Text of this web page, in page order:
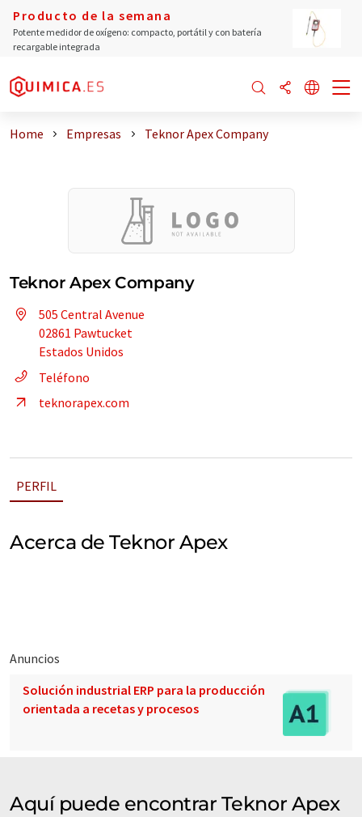
Producto de la semana
Potente medidor de oxígeno: compacto, portátil y con batería
recargable integrada
Home Empresas Teknor Apex Company
Teknor Apex Company
505 Central Avenue
02861 Pawtucket
Estados Unidos
Teléfono
teknorapex.com
PERFIL
Acerca de Teknor Apex
Anuncios
Solución industrial ERP para la producción
orientada a recetas y procesos
Aquí puede encontrar Teknor Apex